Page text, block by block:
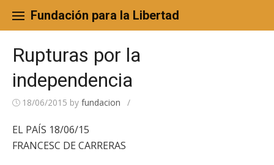
content
Fundación para la Libertad
Rupturas por la
independencia
18/06/2015 by fundacion /
EL PAÍS 18/06/15
FRANCESC DE CARRERAS